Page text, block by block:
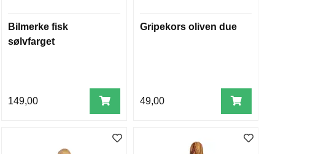
Bilmerke fisk
sølvfarget
149,00
Gripekors oliven due
49,00